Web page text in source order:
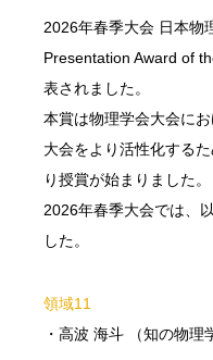
2026年春季大会 日本物
Presentation Award of
表されました。
本賞は物理学会大会に
大会をより活性化する
り授賞が始まりました。
2026年春季大会では、
した。
領域11
・高波 海斗 （知の物理